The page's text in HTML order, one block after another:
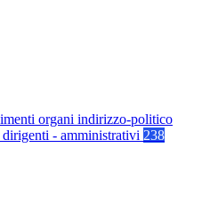
organi indirizzo-politico
- amministrativi 238